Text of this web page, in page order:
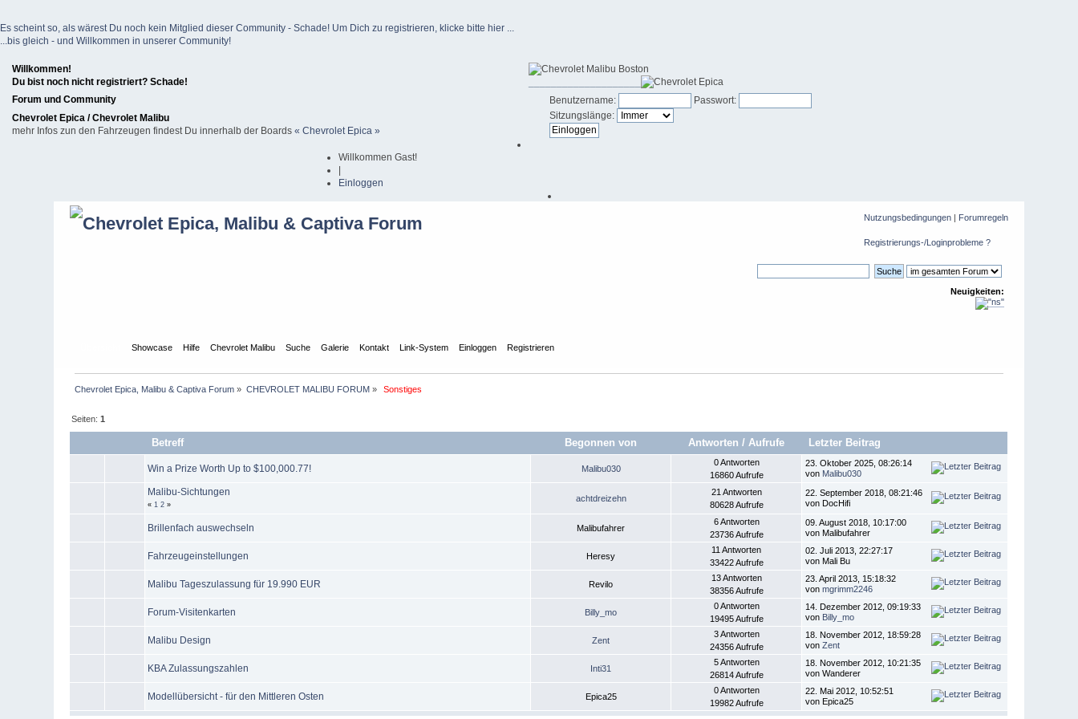
Es scheint so, als wärest Du noch kein Mitglied dieser Community - Schade! Um Dich zu registrieren, klicke bitte hier ...
...bis gleich - und Willkommen in unserer Community!
Willkommen!
Du bist noch nicht registriert? Schade!
Forum und Community
Chevrolet Epica / Chevrolet Malibu
mehr Infos zun den Fahrzeugen findest Du innerhalb der Boards « Chevrolet Epica »
Benutzername:
Passwort:
Sitzungslänge:
Willkommen Gast!
Einloggen
Nutzungsbedingungen| Forumregeln
Registrierungs-/Loginprobleme ?
Neuigkeiten:
Showcase Hilfe Chevrolet Malibu Suche Galerie Kontakt Link-System Einloggen Registrieren
Chevrolet Epica, Malibu & Captiva Forum » CHEVROLET MALIBU FORUM» Sonstiges
Seiten:1
Betreff Begonnen von Antworten / Aufrufe Letzter Beitrag
Win a Prize Worth Up to $100,000.77! Malibu030
0 Antworten
16860 Aufrufe
23. Oktober 2025, 08:26:14
von Malibu030
Malibu-Sichtungen
« 1 2 »
achtdreizehn
21 Antworten
80628 Aufrufe
22. September 2018, 08:21:46
von DocHifi
Brillenfach auswechseln Malibufahrer
6 Antworten
23736 Aufrufe
09. August 2018, 10:17:00
von Malibufahrer
Fahrzeugeinstellungen Heresy
11 Antworten
33422 Aufrufe
02. Juli 2013, 22:27:17
von Mali Bu
Malibu Tageszulassung für 19.990 EUR Revilo
13 Antworten
38356 Aufrufe
23. April 2013, 15:18:32
vonmgrimm2246
Forum-Visitenkarten Billy_mo
0 Antworten
19495 Aufrufe
14. Dezember 2012, 09:19:33
von Billy_mo
Malibu Design Zent
3 Antworten
24356 Aufrufe
18. November 2012, 18:59:28
vonZent
KBA Zulassungszahlen Inti31
5 Antworten
26814 Aufrufe
18. November 2012, 10:21:35
von Wanderer
Modellübersicht - für den Mittleren Osten Epica25
0 Antworten
19982 Aufrufe
22. Mai 2012, 10:52:51
von Epica25